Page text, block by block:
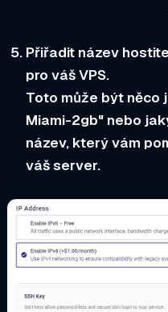
Přiřadit název
pro váš VPS.
Toto může být něco
Miami-2gb" nebo
název, který vám
váš server.